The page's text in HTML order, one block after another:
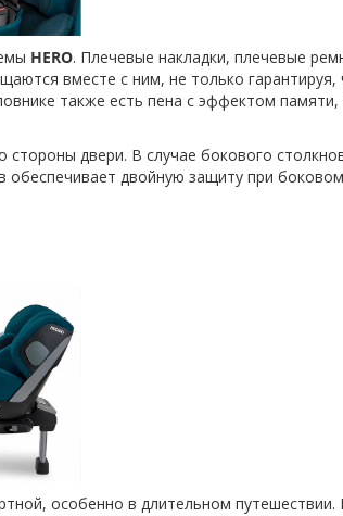
HERO. Плечевые накладки, плечевые
вместе с ним, не только гарантируя,
также есть пена с эффектом
двери. В случае бокового
двойную защиту при
особенно в длительном путешествии.